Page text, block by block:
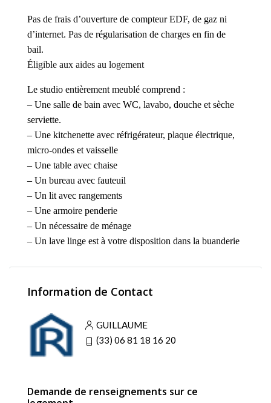
Pas de frais d’ouverture de compteur EDF, de gaz ni
d’internet. Pas de régularisation de charges en fin de
bail.
Éligible aux aides au logement
Le studio entièrement meublé comprend :
– Une salle de bain avec WC, lavabo, douche et sèche
serviette.
– Une kitchenette avec réfrigérateur, plaque électrique,
micro-ondes et vaisselle
– Une table avec chaise
– Un bureau avec fauteuil
– Un lit avec rangements
– Une armoire penderie
– Un nécessaire de ménage
– Un lave linge est à votre disposition dans la buanderie
Information de Contact
GUILLAUME
(33) 06 81 18 16 20
Demande de renseignements sur ce